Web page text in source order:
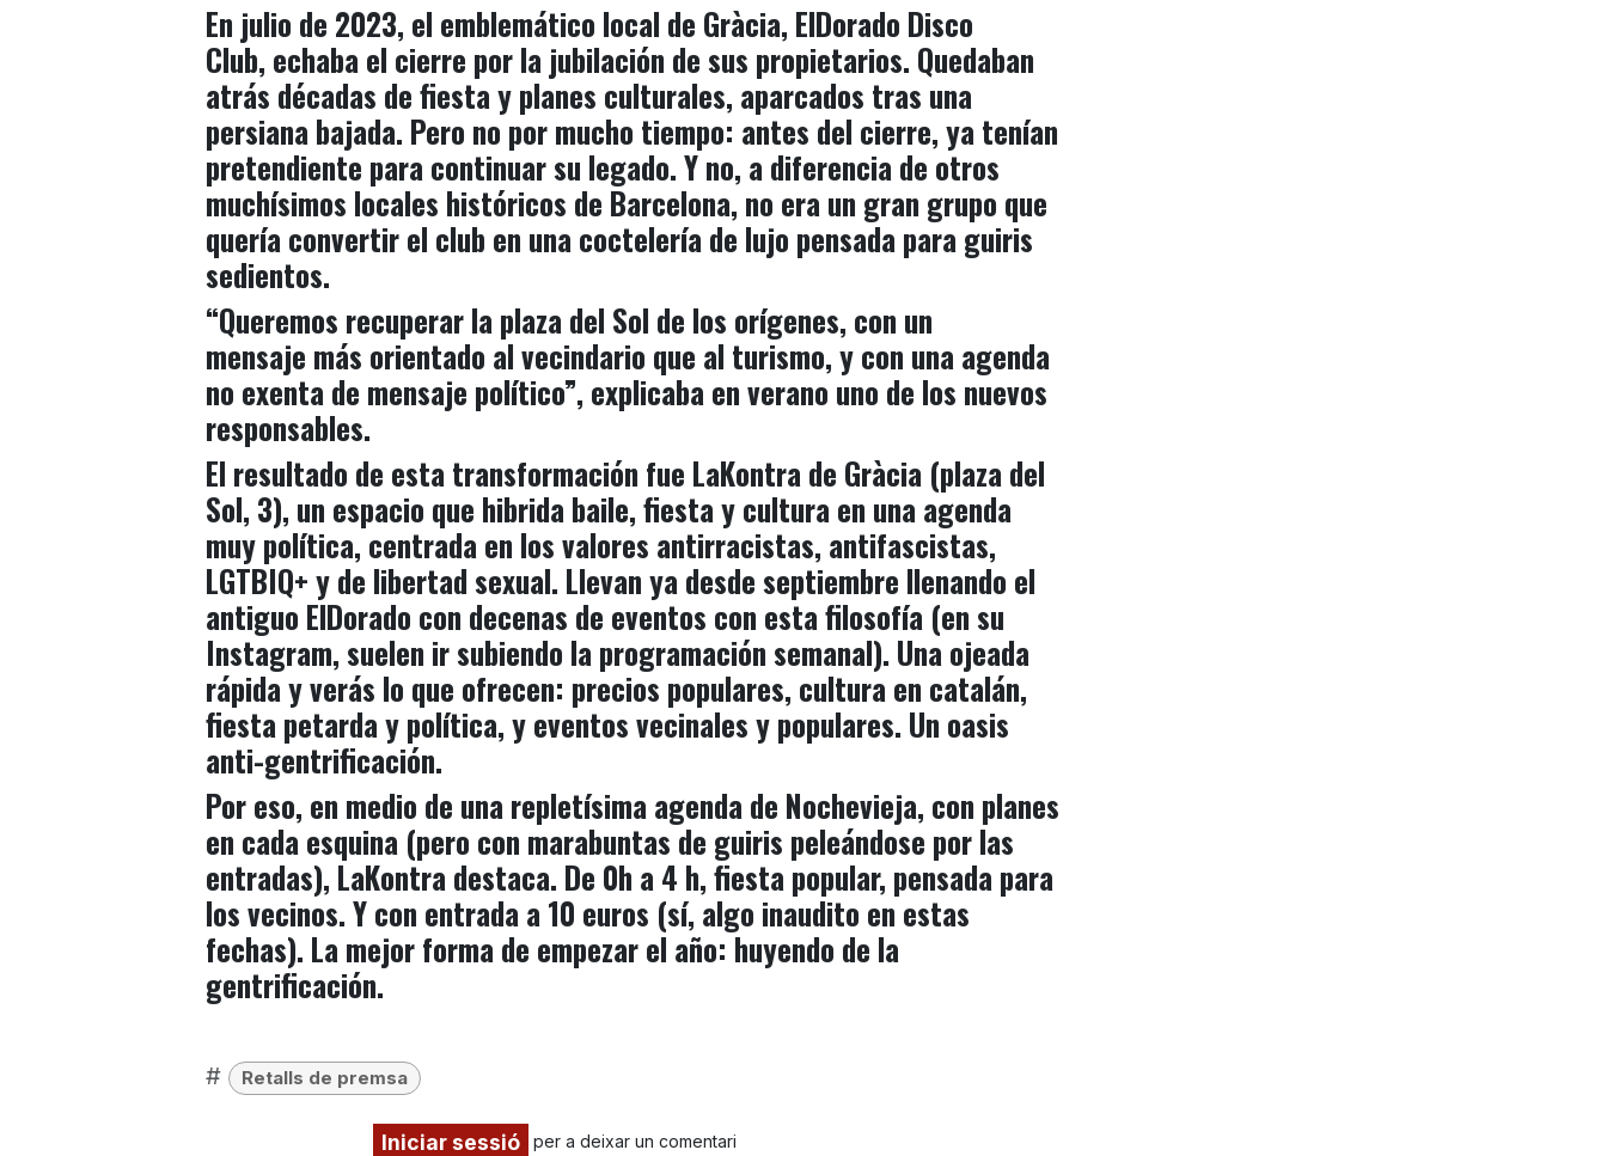
En julio de 2023, el emblemático local de Gràcia, ElDorado Disco
Club, echaba el cierre por la jubilación de sus propietarios. Quedaban
atrás décadas de fiesta y planes culturales, aparcados tras una
persiana bajada. Pero no por mucho tiempo: antes del cierre, ya tenían
pretendiente para continuar su legado. Y no, a diferencia de otros
muchísimos locales históricos de Barcelona, no era un gran grupo que
quería convertir el club en una coctelería de lujo pensada para guiris
sedientos.
“Queremos recuperar la plaza del Sol de los orígenes, con un
mensaje más orientado al vecindario que al turismo, y con una agenda
no exenta de mensaje político”, explicaba en verano uno de los nuevos
responsables.
El resultado de esta transformación fue LaKontra de Gràcia (plaza del
Sol, 3), un espacio que hibrida baile, fiesta y cultura en una agenda
muy política, centrada en los valores antirracistas, antifascistas,
LGTBIQ+ y de libertad sexual. Llevan ya desde septiembre llenando el
antiguo ElDorado con decenas de eventos con esta filosofía (en su
Instagram, suelen ir subiendo la programación semanal). Una ojeada
rápida y verás lo que ofrecen: precios populares, cultura en catalán,
fiesta petarda y política, y eventos vecinales y populares. Un oasis
anti-gentrificación.
Por eso, en medio de una repletísima agenda de Nochevieja, con planes
en cada esquina (pero con marabuntas de guiris peleándose por las
entradas), LaKontra destaca. De 0h a 4 h,fiesta popular, pensada para
los vecinos. Y con entrada a 10 euros (sí, algo inaudito en estas
fechas). La mejor forma de empezar el año: huyendo de la
gentrificación.
# Retalls de premsa
Iniciar sessió per a deixar un comentari